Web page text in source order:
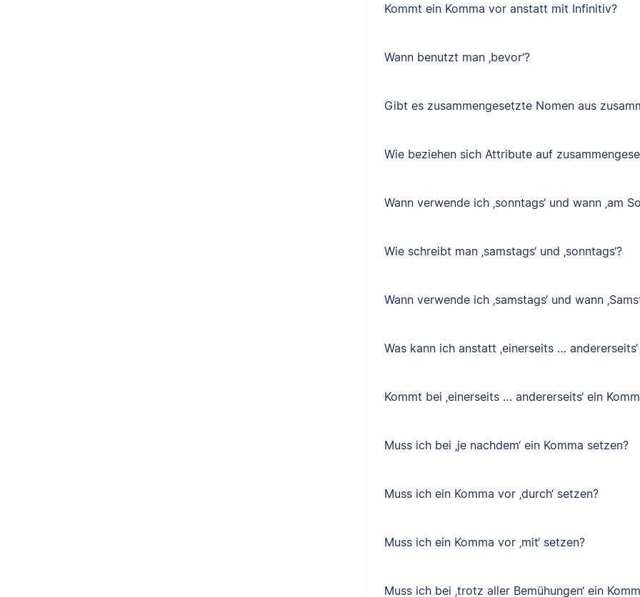
Kommt ein Komma vor anstatt mit Infinitiv?
Wann benutzt man ‚bevor‘?
Gibt es zusammengesetzte Nomen aus
Wie beziehen sich Attribute auf
Wann verwende ich ‚sonntags‘ und wann ‚am
Wie schreibt man ‚samstags‘ und ‚sonntags‘?
Wann verwende ich ‚samstags‘ und wann
Was kann ich anstatt ‚einerseits …
Kommt bei ‚einerseits … andererseits‘ ein
Muss ich bei ‚je nachdem‘ ein Komma setzen?
Muss ich ein Komma vor ‚durch‘ setzen?
Muss ich ein Komma vor ‚mit‘ setzen?
Muss ich bei ‚trotz aller Bemühungen‘ ein